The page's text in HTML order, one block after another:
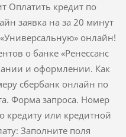
Оплатить кредит по
заявка на за 20 минут
онлайн!
о банке «Ренессанс
и оформлении. Как
сбербанк онлайн по
Форма запроса. Номер
кредиту или кредитной
Заполните поля